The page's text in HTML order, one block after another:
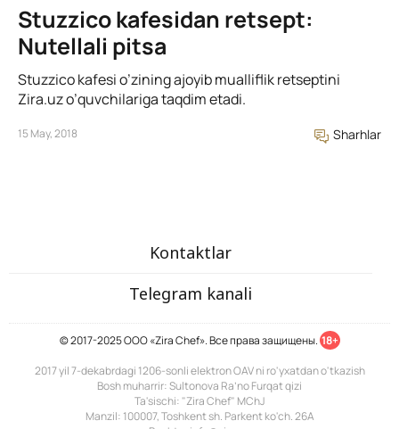
Stuzzico kafesidan retsept:
Nutellali pitsa
Stuzzico kafesi o’zining ajoyib mualliflik retseptini
Zira.uz o’quvchilariga taqdim etadi.
15 May, 2018 Sharhlar
Kontaktlar
Telegram kanali
© 2017-2025 ООО «Zira Chef». Все права защищены. 18+
2017 yil 7-dekabrdagi 1206-sonli elektron OAV ni ro'yxatdan o'tkazish
Bosh muharrir: Sultonova Ra’no Furqat qizi
Ta'sischi: "Zira Chef" MChJ
Manzil: 100007, Toshkent sh. Parkent ko'ch. 26A